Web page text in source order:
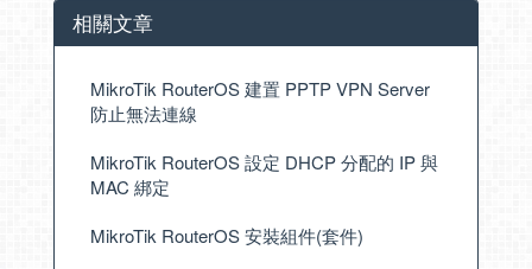
相關文章
MikroTik RouterOS 建置 PPTP VPN Server
防止無法連線
MikroTik RouterOS 設定 DHCP 分配的 IP 與
MAC 綁定
MikroTik RouterOS 安裝組件(套件)